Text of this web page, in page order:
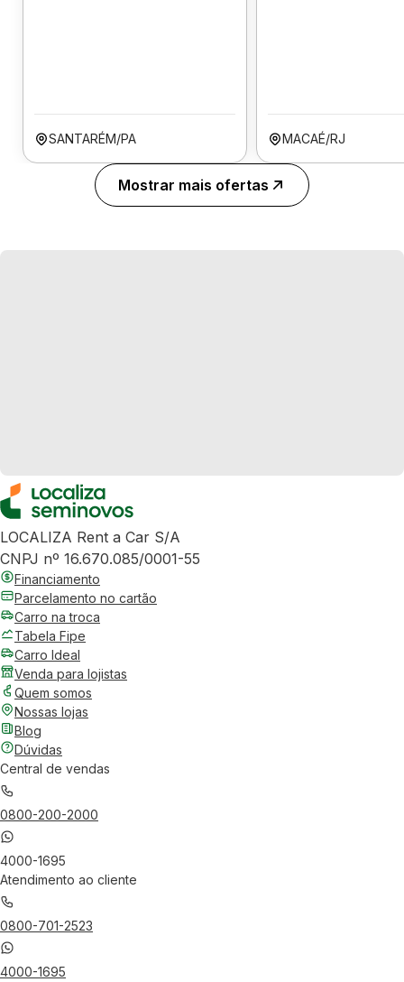
SANTARÉM/PA MACAÉ/RJ
Mostrar mais ofertas
LOCALIZA Rent a Car S/A
CNPJ nº 16.670.085/0001-55
Financiamento
Parcelamento no cartão
Carro na troca
Tabela Fipe
Carro Ideal
Venda para lojistas
Quem somos
Nossas lojas
Blog
Dúvidas
Central de vendas
0800-200-2000
4000-1695
Atendimento ao cliente
0800-701-2523
4000-1695